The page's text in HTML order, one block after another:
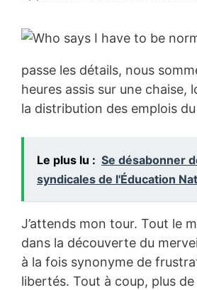
passe les détails, nous
heures assis sur une chaise,
la distribution des emplois
Le plus lu : Se désabonner
syndicales de l'Éducation
J’attends mon tour. Tout le
dans la découverte du
à la fois synonyme de
libertés. Tout à coup, plus de